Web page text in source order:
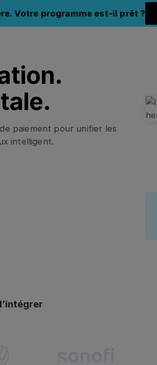
Votre programme est-il prêt ?
paiement pour unifier les
intelligent.